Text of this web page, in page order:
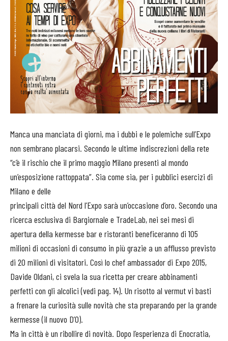
Manca una manciata di giorni, ma i dubbi e le polemiche sull’Expo
non sembrano placarsi. Secondo le ultime indiscrezioni della rete
“c’è il rischio che il primo maggio Milano presenti al mondo
un’esposizione rattoppata”. Sia come sia, per i pubblici esercizi di
Milano e delle
principali città del Nord l’Expo sarà un’occasione d’oro. Secondo una
ricerca esclusiva di Bargiornale e TradeLab, nei sei mesi di
apertura della kermesse bar e ristoranti beneficeranno di 105
milioni di occasioni di consumo in più grazie a un afflusso previsto
di 20 milioni di visitatori. Così lo chef ambassador di Expo 2015,
Davide Oldani, ci svela la sua ricetta per creare abbinamenti
perfetti con gli alcolici (vedi pag. 14). Un risotto al vermut vi basti
a frenare la curiosità sulle novità che sta preparando per la grande
kermesse (il nuovo D’O).
Ma in città è un ribollire di novità. Dopo l’esperienza di Enocratia,